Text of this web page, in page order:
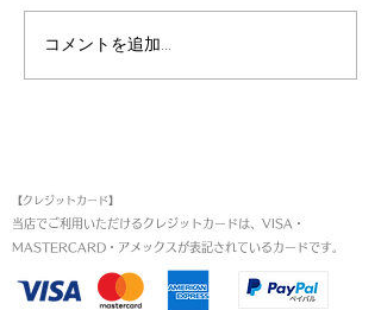
コメントを追加…
【クレジットカード】
当店でご利用いただけるクレジットカードは、VISA・
MASTERCARD・アメックスが表記されているカードです。​